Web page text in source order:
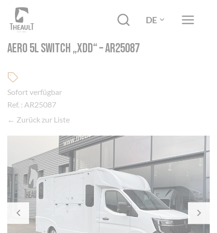
DE
AERO 5L SWITCH „XDD“ – AR25087
Sofort verfügbar
Ref. : AR25087
← Zurück zur Liste